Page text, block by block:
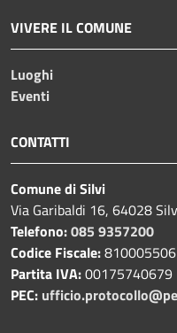
VIVERE IL COMUNE
Luoghi
Eventi
CONTATTI
Comune di Silvi
Via Garibaldi 16, 64028
Telefono:085 9357200
Codice Fiscale:
Partita IVA:00175740679
PEC: